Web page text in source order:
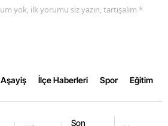
yok, ilk yorumu siz yazın, tartışalım *
Aşayiş İlçe Haberleri Spor Eğitim
Son